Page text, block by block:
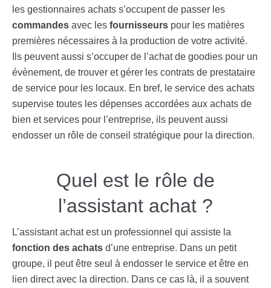
les gestionnaires achats s’occupent de passer les
commandes avec les fournisseurs pour les matières
premières nécessaires à la production de votre activité.
Ils peuvent aussi s’occuper de l’achat de goodies pour un
évènement, de trouver et gérer les contrats de prestataire
de service pour les locaux. En bref, le service des achats
supervise toutes les dépenses accordées aux achats de
bien et services pour l’entreprise, ils peuvent aussi
endosser un rôle de conseil stratégique pour la direction.
Quel est le rôle de
l’assistant achat ?
L’assistant achat est un professionnel qui assiste la
fonction des achats d’une entreprise. Dans un petit
groupe, il peut être seul à endosser le service et être en
lien direct avec la direction. Dans ce cas là, il a souvent